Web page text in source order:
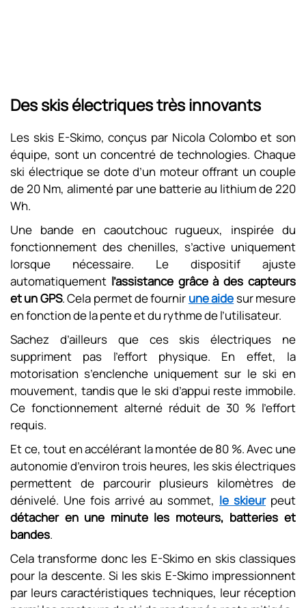
Des skis électriques très innovants
Les skis E-Skimo, conçus par Nicola Colombo et son
équipe, sont un concentré de technologies. Chaque
ski électrique se dote d’un moteur offrant un couple
de 20 Nm, alimenté par une batterie au lithium de 220
Wh.
Une bande en caoutchouc rugueux, inspirée du
fonctionnement des chenilles, s’active uniquement
lorsque nécessaire. Le dispositif ajuste
automatiquement l’assistance grâce à des capteurs
et un GPS. Cela permet de fournir une aidesur mesure
en fonction de la pente et du rythme de l’utilisateur.
Sachez d’ailleurs que ces skis électriques ne
suppriment pas l’effort physique. En effet, la
motorisation s’enclenche uniquement sur le ski en
mouvement, tandis que le ski d’appui reste immobile.
Ce fonctionnement alterné réduit de 30 % l’effort
requis.
Et ce, tout en accélérant la montée de 80 %. Avec une
autonomie d’environ trois heures, les skis électriques
permettent de parcourir plusieurs kilomètres de
dénivelé. Une fois arrivé au sommet, le skieurpeut
détacher en une minute les moteurs, batteries et
bandes.
Cela transforme donc les E-Skimo en skis classiques
pour la descente. Si les skis E-Skimo impressionnent
par leurs caractéristiques techniques, leur réception